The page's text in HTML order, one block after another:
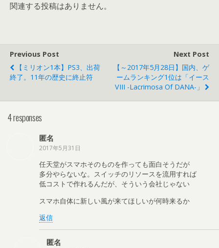
関連する投稿はありません。
Previous Post
【ミリオン1本】PS3、出荷
終了。11年の歴史に終止符
Next Post
【～2017年5月28日】国内、ゲ
ームランキング1位は「イース
VIII -Lacrimosa Of DANA-」
4 responses
匿名
2017年5月31日
任天堂がスマホそのものを作っても面白そうだが
多分やらないな。スイッチのリソースを流用すれば
低コストで作れるんだが、そういう会社じゃない
スマホ自体に新しい風が来てほしいが何時来るか
返信
匿名